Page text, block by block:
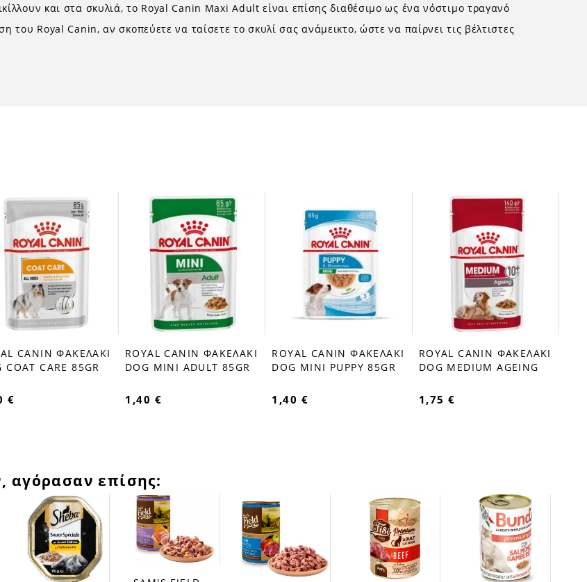
και στα σκυλιά, το Royal Canin Maxi Adult είναι επίσης διαθέσιμο ως ένα νόστιμο τραγανό
του Royal Canin, αν σκοπεύετε να ταΐσετε το σκυλί σας ανάμεικτο, ώστε να παίρνει τις βέλτιστες
CANIN ΦΑΚΕΛΑΚΙ
COAT CARE 85GR
€
favorite_border
ROYAL CANIN ΦΑΚΕΛΑΚΙ
DOG MINI ADULT 85GR
1,40 €
favorite_border
ROYAL CANIN ΦΑΚΕΛΑΚΙ
DOG MINI PUPPY 85GR
1,40 €
favorite_border
ROYAL CANIN ΦΑΚΕΛΑΚΙ
DOG MEDIUM AGEING
1,75 €
αγόρασαν επίσης: